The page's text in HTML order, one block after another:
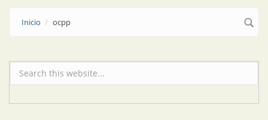
Inicio ocpp
Formulario de búsqueda